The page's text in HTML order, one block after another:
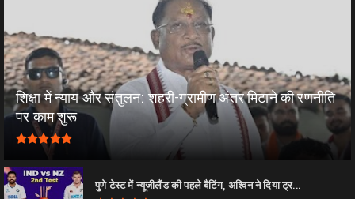
शिक्षा में न्याय और संतुलन: शहरी-ग्रामीण अंतर मिटाने की रणनीति
पर काम शुरू
पुणे टेस्ट में न्यूजीलैंड की पहले बैटिंग, अश्विन ने दिया ट्र...